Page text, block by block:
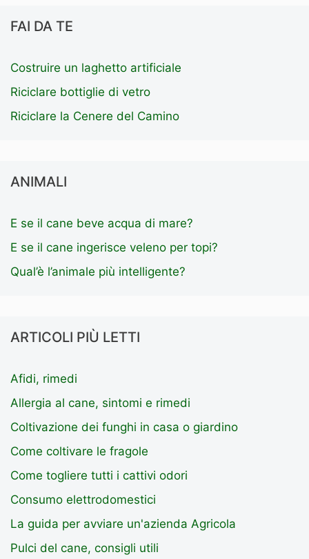
FAI DA TE
Costruire un laghetto artificiale
Riciclare bottiglie di vetro
Riciclare la Cenere del Camino
ANIMALI
E se il cane beve acqua di mare?
E se il cane ingerisce veleno per topi?
Qual’è l’animale più intelligente?
ARTICOLI PIÙ LETTI
Afidi, rimedi
Allergia al cane, sintomi e rimedi
Coltivazione dei funghi in casa o giardino
Come coltivare le fragole
Come togliere tutti i cattivi odori
Consumo elettrodomestici
La guida per avviare un'azienda Agricola
Pulci del cane, consigli utili